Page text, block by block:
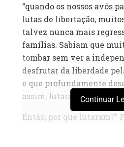
“quando os nossos avós
lutas de libertação,
talvez nunca mais
famílias. Sabiam que
tombar sem ver a
desfrutar da liberdade
e que profundamente
assim, lutaram.
Então, por que lutaram?”
Continuar